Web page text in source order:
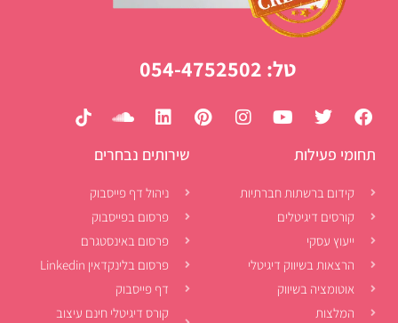
טל: 054-4752502
תחומי פעילות
קידום ברשתות חברתיות
קורסים דיגיטלים
ייעוץ עסקי
הרצאות בשיווק דיגיטלי
אוטומציה בשיווק
המלצות
שירותים נבחרים
ניהול דף פייסבוק
פרסום בפייסבוק
פרסום באינסטגרם
פרסום בלינקדאין Linkedin
דף פייסבוק
קורס דיגיטלי חינם עיצוב